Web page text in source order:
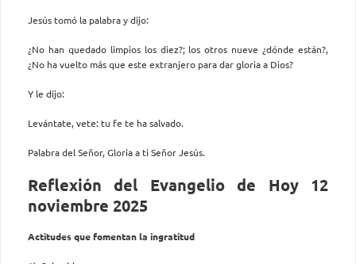
Jesús tomó la palabra y dijo:
¿No han quedado limpios los diez?; los otros nueve ¿dónde están?,
¿No ha vuelto más que este extranjero para dar gloria a Dios?
Y le dijo:
Levántate, vete: tu fe te ha salvado.
Palabra del Señor, Gloria a ti Señor Jesús.
Reflexión del Evangelio de Hoy 12
noviembre 2025
Actitudes que fomentan la ingratitud